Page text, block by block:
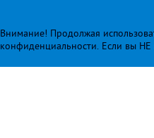
Внимание! Продолжая
конфиденциальности. Если вы НЕ